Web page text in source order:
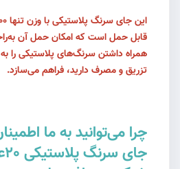
قابل حمل است که امکان حمل آن
همراه داشتن سرنگ‌های پلاستیکی را
تزریق و مصرف دارید، فراهم می‌سازد.
چرا می‌توانید به ما